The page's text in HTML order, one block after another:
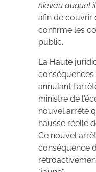
nievau auquel
afin de couvrir
confirme les
public.
La Haute
conséquences
annulant
ministre de
nouvel arrêté
hausse réelle
Ce nouvel
conséquence